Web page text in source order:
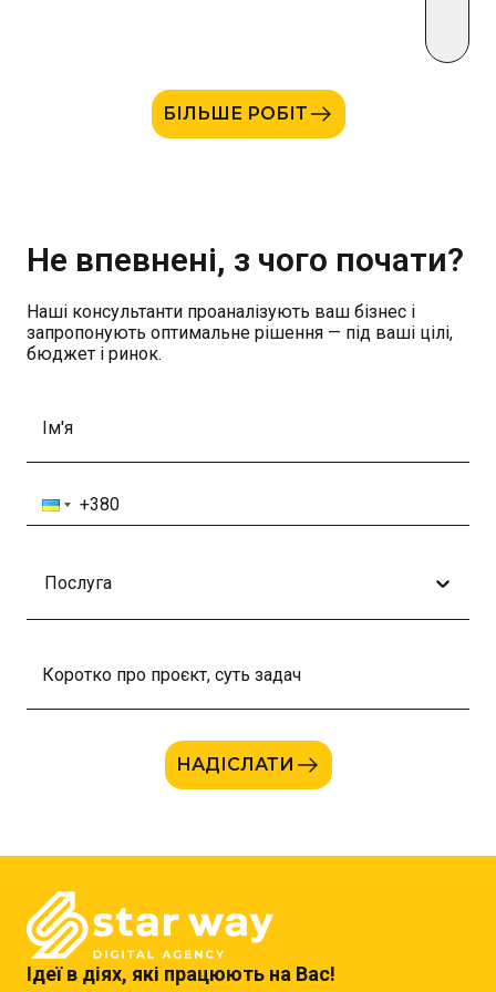
БІЛЬШЕ РОБІТ
Не впевнені, з чого почати?
Наші консультанти проаналізують ваш бізнес і
запропонують оптимальне рішення — під ваші цілі,
бюджет і ринок.
Послуга
НАДІСЛАТИ
Ідеї в діях, які працюють на Вас!